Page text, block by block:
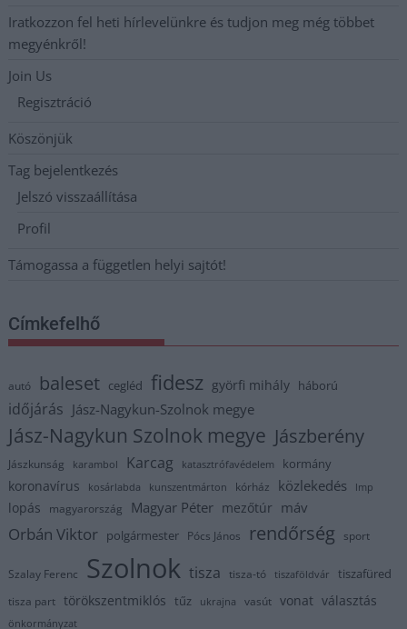
Iratkozzon fel heti hírlevelünkre és tudjon meg még többet
megyénkről!
Join Us
Regisztráció
Köszönjük
Tag bejelentkezés
Jelszó visszaállítása
Profil
Támogassa a független helyi sajtót!
Címkefelhő
autó baleset cegléd fidesz györfi mihály háború
időjárás Jász-Nagykun-Szolnok megye
Jász-Nagykun Szolnok megye Jászberény
Jászkunság karambol Karcag katasztrófavédelem kormány
koronavírus kosárlabda kunszentmárton kórház közlekedés lmp
lopás magyarország Magyar Péter mezőtúr máv
Orbán Viktor polgármester Pócs János rendőrség sport
Szalay Ferenc Szolnok tisza tisza-tó tiszaföldvár tiszafüred
tisza part törökszentmiklós tűz ukrajna vasút vonat választás
önkormányzat